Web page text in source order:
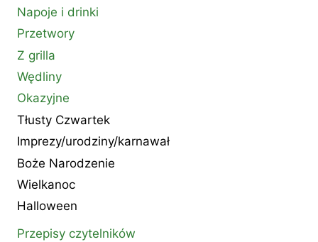
Napoje i drinki
Przetwory
Z grilla
Wędliny
Okazyjne
Tłusty Czwartek
Imprezy/urodziny/karnawał
Boże Narodzenie
Wielkanoc
Halloween
Przepisy czytelników